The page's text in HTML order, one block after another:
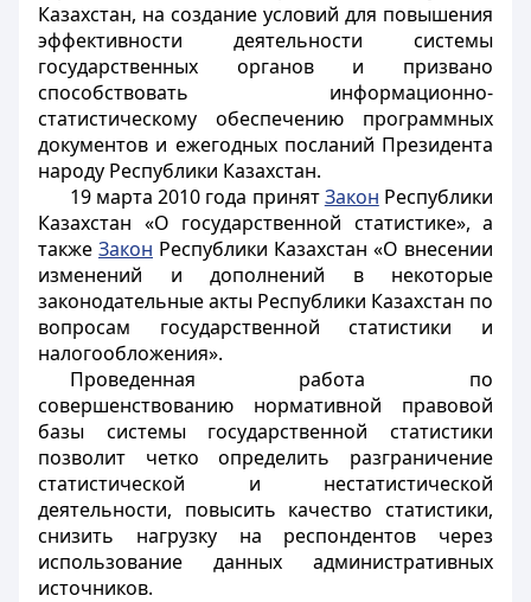
Казахстан, на создание условий для повышения
эффективности деятельности системы
государственных органов и призвано
способствовать информационно-
статистическому обеспечению программных
документов и ежегодных посланий Президента
народу Республики Казахстан.
19 марта 2010 года принятЗакон Республики
Казахстан «О государственной статистике», а
также Закон Республики Казахстан «О внесении
изменений и дополнений в некоторые
законодательные акты Республики Казахстан по
вопросам государственной статистики и
налогообложения».
Проведенная работа по
совершенствованию нормативной правовой
базы системы государственной статистики
позволит четко определить разграничение
статистической и нестатистической
деятельности, повысить качество статистики,
снизить нагрузку на респондентов через
использование данных административных
источников.